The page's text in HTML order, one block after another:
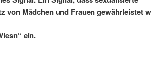
von Mädchen und Frauen gewährleistet
ein.